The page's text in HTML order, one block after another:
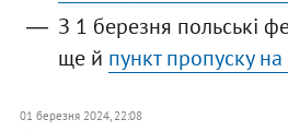
З 1 березня польські
ще й пункт пропуску
01 березня 2024, 22:08